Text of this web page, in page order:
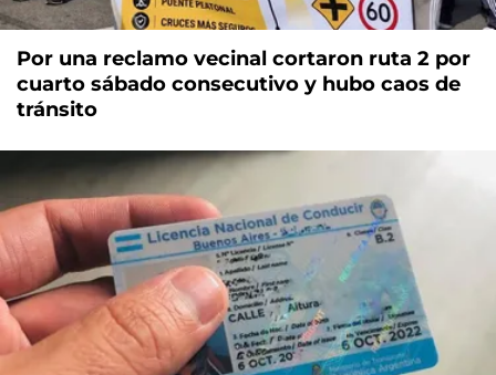
Por una reclamo vecinal cortaron ruta 2 por
cuarto sábado consecutivo y hubo caos de
tránsito